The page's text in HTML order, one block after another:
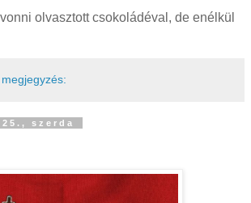
olvasztott csokoládéval, de enélkül
szerda